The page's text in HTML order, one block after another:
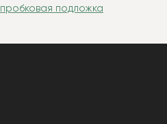
пробковая подложка